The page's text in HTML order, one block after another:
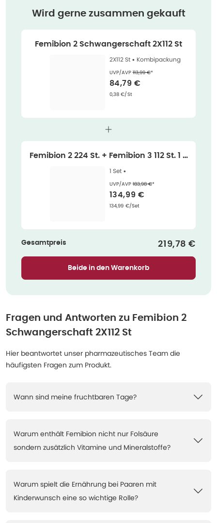
Wird gerne zusammen gekauft
Femibion 2 Schwangerschaft 2X112 St
2X112 St • Kombipackung
UVP/AVPEhemaliger Preis (U V P)
113,99 €*
Verkaufspreis
84,79 €
Grundpreis
0,38 €/St
Femibion 2 224 St. + Femibion 3 112 St. 1 S
et1 Set •
UVP/AVPEhemaliger Preis (U V P)
183,98 €*
Verkaufspreis
134,99 €
Grundpreis:
134,99 €/Set
Gesamtpreis 219,78 €
Beide in den Warenkorb
Fragen und Antworten zu Femibion 2
Schwangerschaft 2X112 St
Hier beantwortet unser pharmazeutisches Team die
häufigsten Fragen zum Produkt.
Wann sind meine fruchtbaren Tage?
Warum enthält Femibion nicht nur Folsäure
sondern zusätzlich Vitamine und Mineralstoffe?
Warum spielt die Ernährung bei Paaren mit
Kinderwunsch eine so wichtige Rolle?